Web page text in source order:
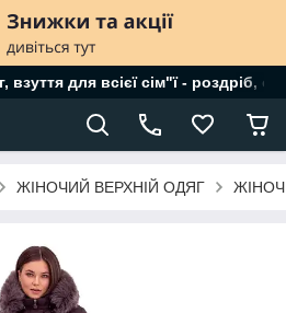
для всієї сім"ї - роздріб,
ЖІНОЧИЙ ВЕРХНІЙ ОДЯГ